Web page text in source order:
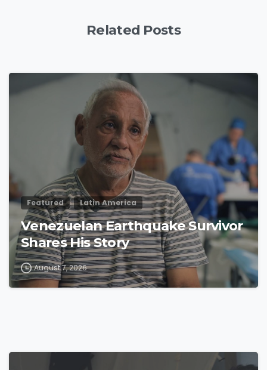
Related Posts
Featured Latin America
Venezuelan Earthquake Survivor
Shares His Story
August 7, 2026